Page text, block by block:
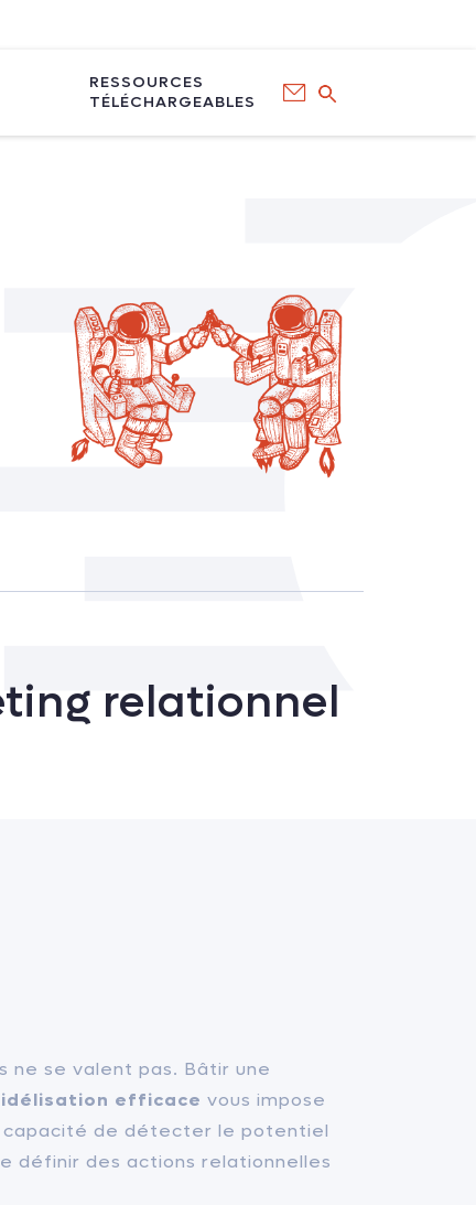
RESSOURCES
TÉLÉCHARGEABLES
relationnel
ne se valent pas. Bâtir une
efficace vous impose
capacité de détecter le potentiel
définir des actions relationnelles